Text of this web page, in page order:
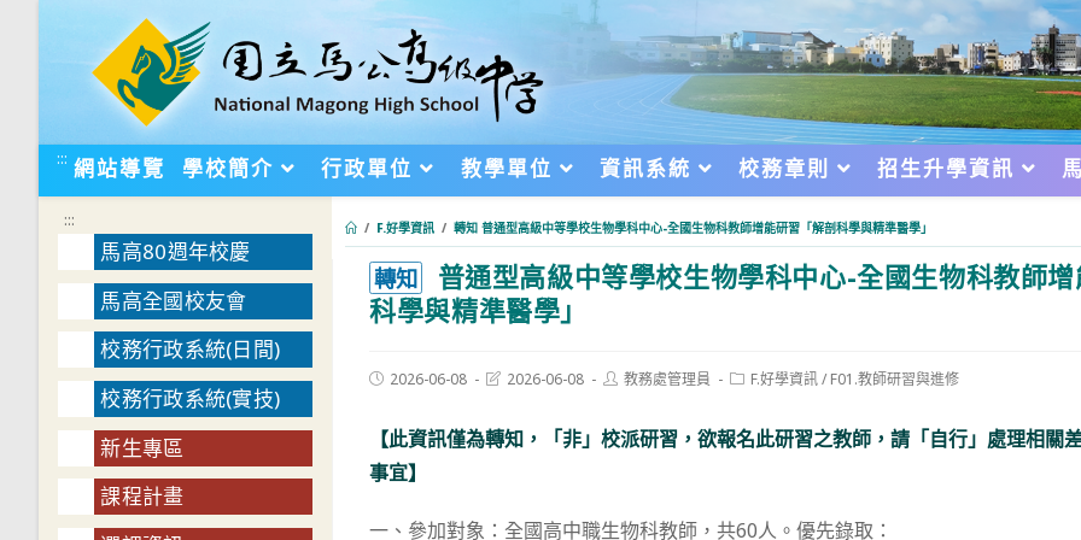
::: 網站導覽 學校簡介 行政單位 教學單位 資訊系統 校務章則 招生升學資訊
/ F.好學資訊 / 轉知 普通型高級中等學校生物學科中心-全國生物科教師增能研習「解剖科學與精準醫學」
轉知
普通型高級中等學校生物學科中心-全國生物科教師
科學與精準醫學」
Post2026-06-08
Post2026-06-08
Post教務處管理員
PostF.好學資訊/ F01.教師研習與進修
【此資訊僅為轉知，「非」校派研習，欲報名此研習之教師，請「自行」處理相關
事宜】
一、參加對象：全國高中職生物科教師，共60人。優先錄取：
:::
馬高80週年校慶
馬高全國校友會
校務行政系統(日間)
校務行政系統(實技)
新生專區
課程計畫